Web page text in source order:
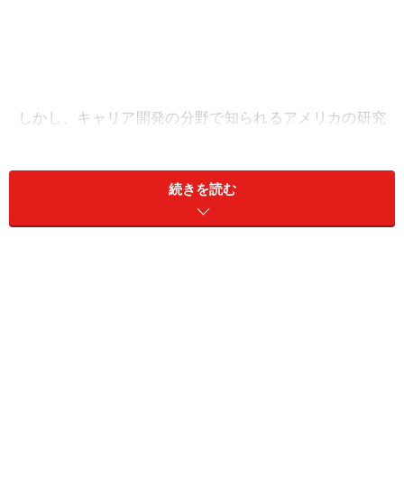
しかし、キャリア開発の分野で知られるアメリカの研究
果たす役割（ライフロール）の組み合わせこそが「キャ
と考えました。
続きを読む